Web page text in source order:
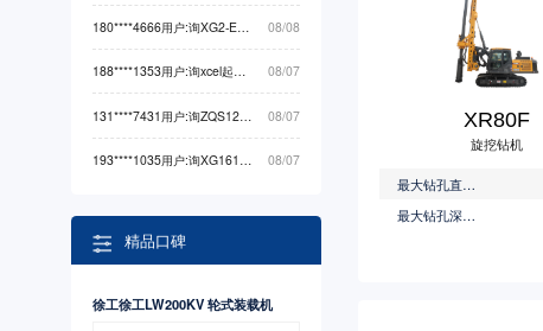
08/08
188****1353用户:询xcel起重机械最低价 08/07
08/07
193****1035用户:询XG1614HA（-Li）高空作业机械最低价 08/07
精品口碑
徐工徐工LW200KV 轮式装载机
XR80F
旋挖钻机
最大钻孔直径(mm)
最大钻孔深度(m)